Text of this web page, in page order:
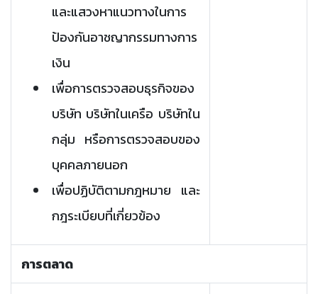
และแสวงหาแนวทางในการ
ป้องกันอาชญากรรมทางการ
เงิน
เพื่อการตรวจสอบธุรกิจของ
บริษัท บริษัทในเครือ บริษัทใน
กลุ่ม หรือการตรวจสอบของ
บุคคลภายนอก
เพื่อปฏิบัติตามกฎหมาย และ
กฎระเบียบที่เกี่ยวข้อง
การตลาด